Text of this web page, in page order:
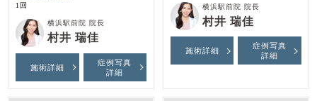
1回
横浜駅前院 院長
村井 瑞佳
施術詳細
症例写真
詳細
横浜駅前院 院長
村井 瑞佳
施術詳細
症例写真
詳細